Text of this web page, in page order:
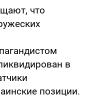
что
в
позиции.